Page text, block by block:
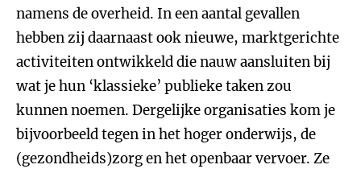
namens de overheid. In een aantal gevallen
hebben zij daarnaast ook nieuwe, marktgerichte
activiteiten ontwikkeld die nauw aansluiten bij
wat je hun ‘klassieke’ publieke taken zou
kunnen noemen. Dergelijke organisaties kom je
bijvoorbeeld tegen in het hoger onderwijs, de
(gezondheids)zorg en het openbaar vervoer. Ze